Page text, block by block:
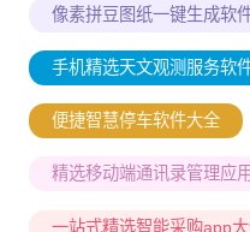
像素拼豆图纸一键生成软
手机精选天文观测服务软
便捷智慧停车软件大全
精选移动端通讯录管理应
一站式精选智能采购app